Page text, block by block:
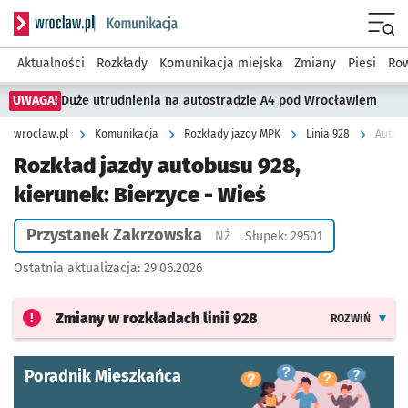
Serwis informacyjny wroclaw.pl podserwis: Komunikacja
Aktualności Rozkłady Komunikacja miejska Zmiany Piesi
UWAGA! Duże utrudnienia na autostradzie A4 pod Wrocławiem
wroclaw.pl Komunikacja Rozkłady jazdy MPK Linia 928
Rozkład jazdy autobusu 928,
kierunek: Bierzyce - Wieś
Przystanek Zakrzowska NŻPrzystanek na życzenie
Słupek: 29501
Ostatnia aktualizacja: 29.06.2026
Zmiany w rozkładach linii 928 ROZWIŃ
Poradnik Mieszkańca